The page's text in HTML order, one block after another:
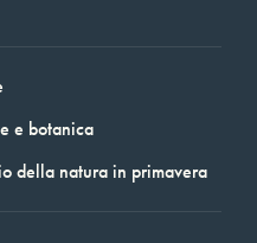
e botanica
della natura in primavera